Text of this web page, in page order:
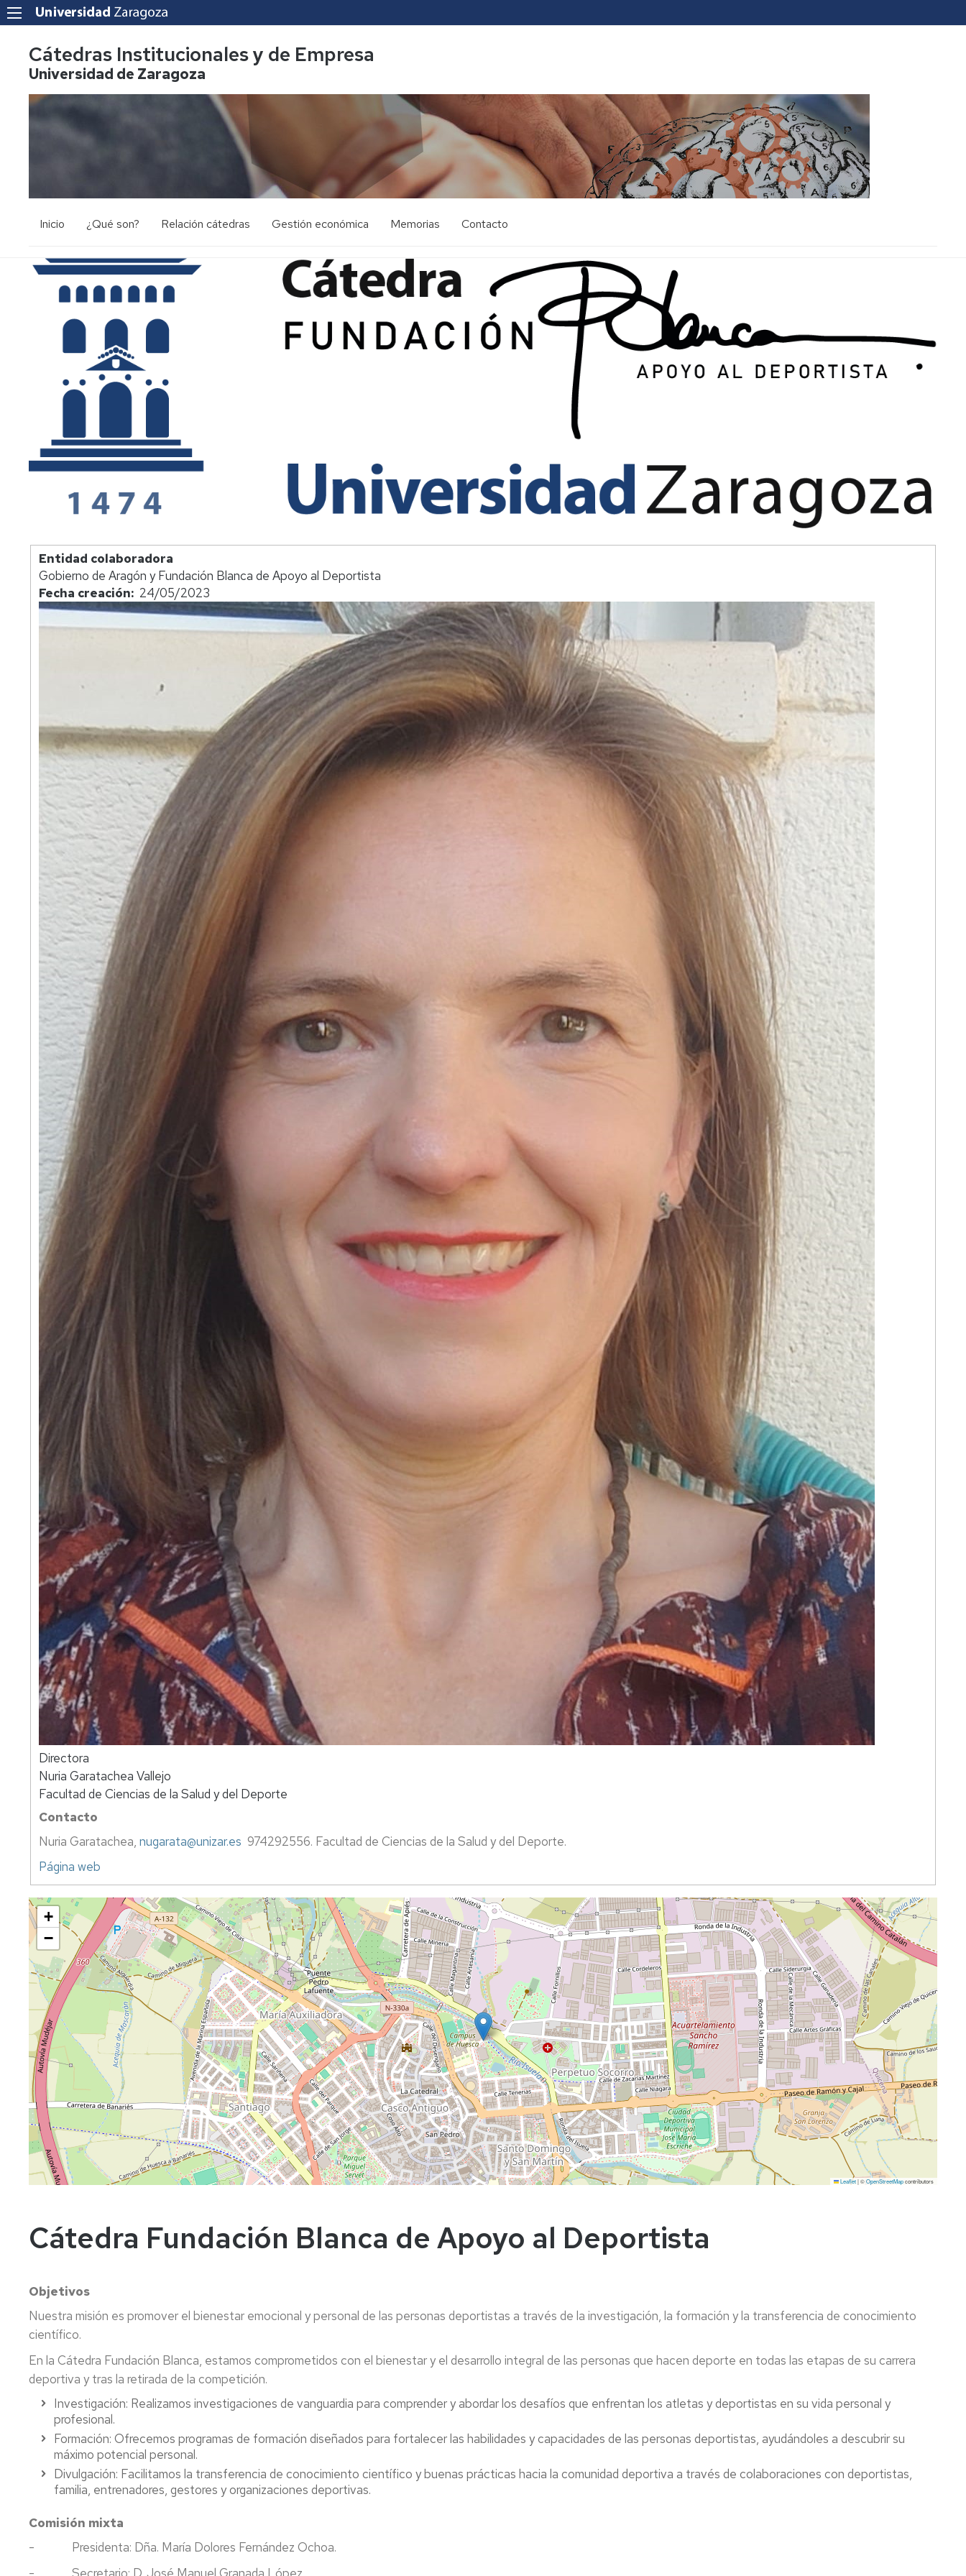
Cátedras Institucionales y de Empresa
Universidad de Zaragoza
Inicio ¿Qué son? Relación cátedras Gestión económica Memorias Contacto
Entidad colaboradora
Gobierno de Aragón y Fundación Blanca de Apoyo al Deportista
Fecha creación
24/05/2023
Directora
Nuria Garatachea Vallejo
Facultad de Ciencias de la Salud y del Deporte
Contacto
Nuria Garatachea, nugarata@unizar.es 974292556. Facultad de Ciencias de la Salud y del Deporte.
Página web
+
−
Leaflet|©OpenStreetMapcontributors
Cátedra Fundación Blanca de Apoyo al Deportista
Objetivos
Nuestra misión es promover el bienestar emocional y personal de las personas deportistas a través de la investigación, la formación y la transferencia de conocimiento
científico.
En la Cátedra Fundación Blanca, estamos comprometidos con el bienestar y el desarrollo integral de las personas que hacen deporte en todas las etapas de su carrera
deportiva y tras la retirada de la competición.
Investigación: Realizamos investigaciones de vanguardia para comprender y abordar los desafíos que enfrentan los atletas y deportistas en su vida personal y
profesional.
Formación: Ofrecemos programas de formación diseñados para fortalecer las habilidades y capacidades de las personas deportistas, ayudándoles a descubrir su
máximo potencial personal.
Divulgación: Facilitamos la transferencia de conocimiento científico y buenas prácticas hacia la comunidad deportiva a través de colaboraciones con deportistas,
familia, entrenadores, gestores y organizaciones deportivas.
Comisión mixta
- Presidenta: Dña. María Dolores Fernández Ochoa.